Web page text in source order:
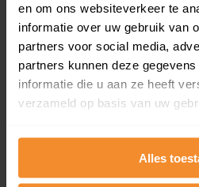
en om ons websiteverkeer te
informatie over uw gebruik van
partners voor social media,
partners kunnen deze
informatie die u aan ze heeft
verzameld op basis van uw
Alles
Woningen
Koopwoningen